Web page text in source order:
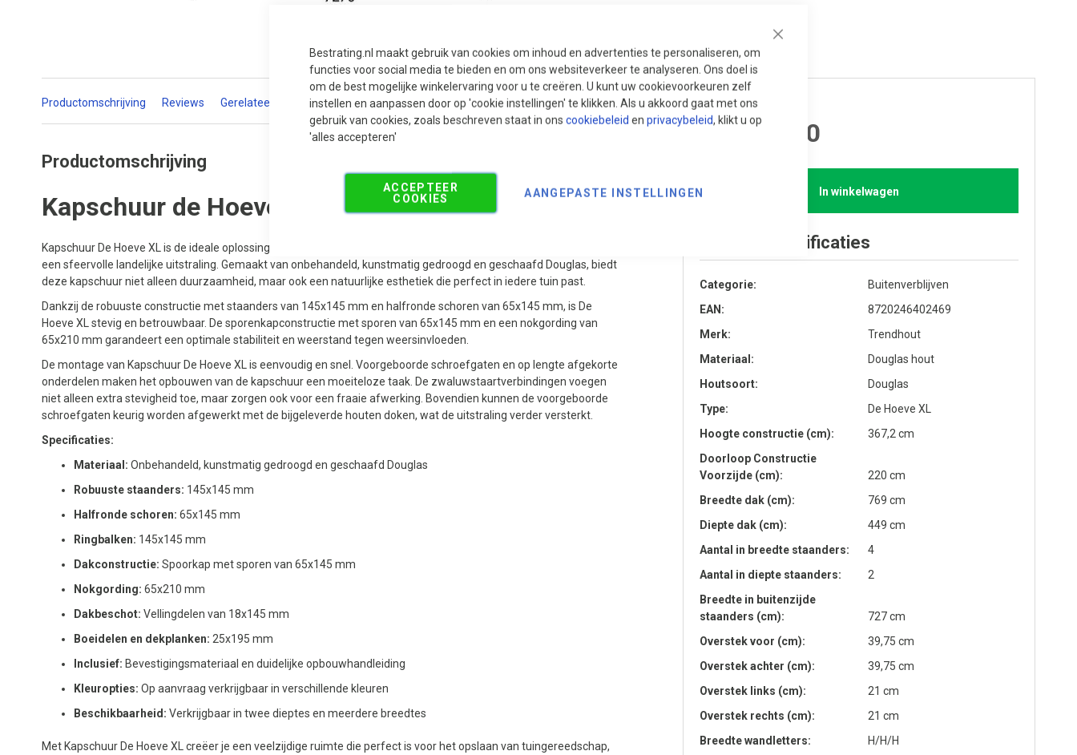
Bestrating.nl maakt gebruik van cookies om inhoud en advertenties te personaliseren, om
functies voor social media te bieden en om ons websiteverkeer te analyseren. Ons doel is
om de best mogelijke winkelervaring voor u te creëren. U kunt uw cookievoorkeuren zelf
instellen en aanpassen door op 'cookie instellingen' te klikken. Als u akkoord gaat met ons
gebruik van cookies, zoals beschreven staat in ons cookiebeleid en privacybeleid, klikt u op
'alles accepteren'
ACCEPTEER
COOKIES
AANGEPASTE INSTELLINGEN
de
gallerij
Productomschrijving Reviews Gerelateerde producten
Productomschrijving
Kapschuur de Hoeve XL 765x440x375 cm (bxdxh)
Kapschuur De Hoeve XL is de ideale oplossing voor diegenen die op zoek zijn naar een premium kapschuur met
een sfeervolle landelijke uitstraling. Gemaakt van onbehandeld, kunstmatig gedroogd en geschaafd Douglas, biedt
deze kapschuur niet alleen duurzaamheid, maar ook een natuurlijke esthetiek die perfect in iedere tuin past.
Dankzij de robuuste constructie met staanders van 145x145 mm en halfronde schoren van 65x145 mm, is De
Hoeve XL stevig en betrouwbaar. De sporenkapconstructie met sporen van 65x145 mm en een nokgording van
65x210 mm garandeert een optimale stabiliteit en weerstand tegen weersinvloeden.
De montage van Kapschuur De Hoeve XL is eenvoudig en snel. Voorgeboorde schroefgaten en op lengte afgekorte
onderdelen maken het opbouwen van de kapschuur een moeiteloze taak. De zwaluwstaartverbindingen voegen
niet alleen extra stevigheid toe, maar zorgen ook voor een fraaie afwerking. Bovendien kunnen de voorgeboorde
schroefgaten keurig worden afgewerkt met de bijgeleverde houten doken, wat de uitstraling verder versterkt.
Specificaties:
Materiaal: Onbehandeld, kunstmatig gedroogd en geschaafd Douglas
Robuuste staanders: 145x145 mm
Halfronde schoren: 65x145 mm
Ringbalken: 145x145 mm
Dakconstructie: Spoorkap met sporen van 65x145 mm
Nokgording: 65x210 mm
Dakbeschot: Vellingdelen van 18x145 mm
Boeidelen en dekplanken: 25x195 mm
Inclusief: Bevestigingsmateriaal en duidelijke opbouwhandleiding
Kleuropties: Op aanvraag verkrijgbaar in verschillende kleuren
Beschikbaarheid: Verkrijgbaar in twee dieptes en meerdere breedtes
Met Kapschuur De Hoeve XL creëer je een veelzijdige ruimte die perfect is voor het opslaan van tuingereedschap,
Prijs per stuk
€ 8,150.00
In winkelwagen
Product specificaties
Categorie
Buitenverblijven
EAN
8720246402469
Merk
Trendhout
Materiaal
Douglas hout
Houtsoort
Douglas
Type
De Hoeve XL
Hoogte constructie (cm)
367,2 cm
Doorloop Constructie
Voorzijde (cm)
220 cm
Breedte dak (cm)
769 cm
Diepte dak (cm)
449 cm
Aantal in breedte staanders
4
Aantal in diepte staanders
2
Breedte in buitenzijde
staanders (cm)
727 cm
Overstek voor (cm)
39,75 cm
Overstek achter (cm)
39,75 cm
Overstek links (cm)
21 cm
Overstek rechts (cm)
21 cm
Breedte wandletters
H/H/H